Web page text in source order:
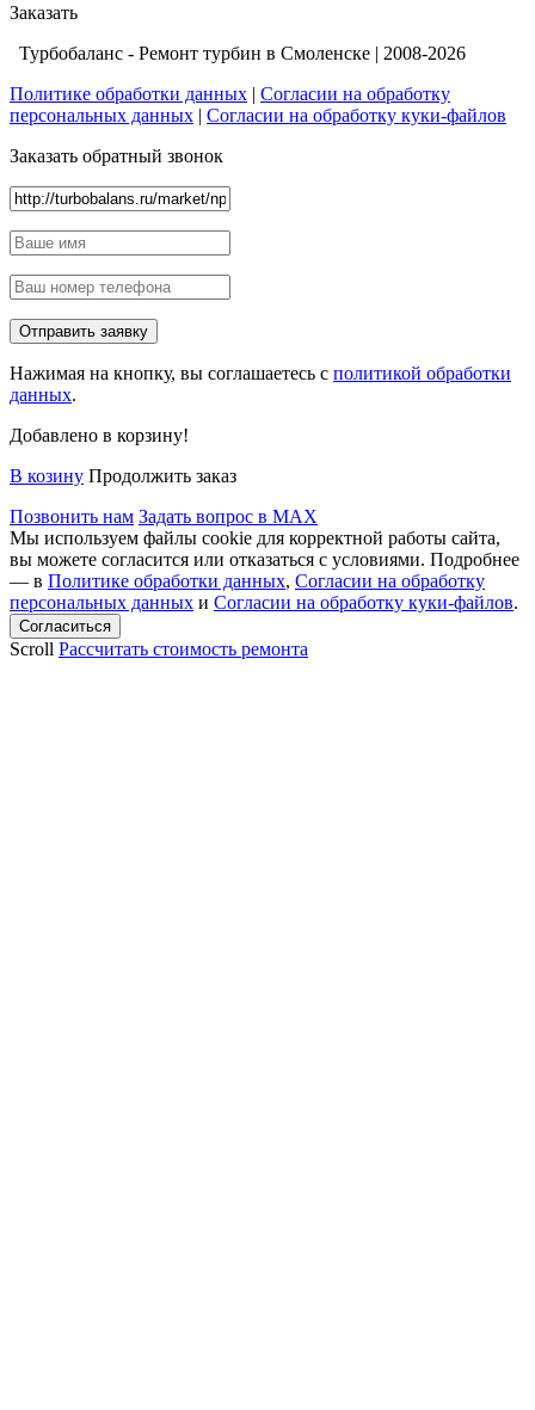
Заказать
Турбобаланс - Ремонт турбин в Смоленске | 2008-2026
Политике обработки данных | Согласии на обработку
персональных данных | Согласии на обработку куки-файлов
Заказать обратный звонок
Нажимая на кнопку, вы соглашаетесь с политикой обработки
данных.
Добавлено в корзину!
В козину Продолжить заказ
Позвонить нам Задать вопрос в MAX
Мы используем файлы cookie для корректной работы сайта,
вы можете согласится или отказаться с условиями. Подробнее
— в Политике обработки данных, Согласии на обработку
персональных данных и Согласии на обработку куки-файлов.
Scroll Рассчитать стоимость ремонта